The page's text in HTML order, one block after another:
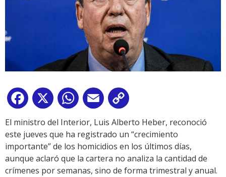
Facebook
X WhatsApp
Email
Link
El ministro del Interior, Luis Alberto Heber, reconoció
este jueves que ha registrado un “crecimiento
importante” de los homicidios en los últimos días,
aunque aclaró que la cartera no analiza la cantidad de
crímenes por semanas, sino de forma trimestral y anual.